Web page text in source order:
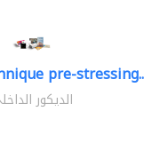
pre-stressing..
الديكور